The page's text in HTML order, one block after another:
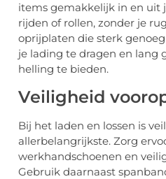
items gemakkelijk in en uit
rijden of rollen, zonder je
oprijplaten die sterk
je lading te dragen en lang
helling te bieden.
Veiligheid
Bij het laden en lossen is
allerbelangrijkste. Zorg
werkhandschoenen en
Gebruik daarnaast